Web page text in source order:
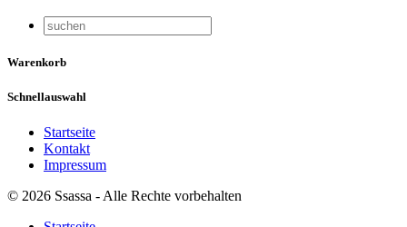
Warenkorb
Schnellauswahl
Startseite
Kontakt
Impressum
© 2026 Ssassa - Alle Rechte vorbehalten